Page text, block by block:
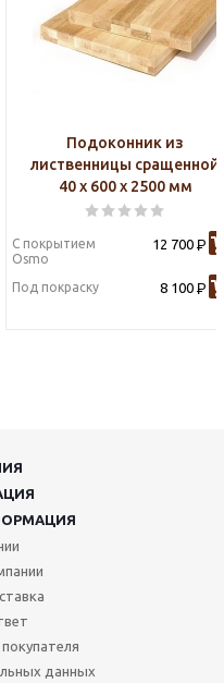
Подоконник из
лиственницы сращенной
40 х 600 х 2500 мм
С покрытием
Osmo
12 700 Р
Под покраску 8 100 Р
данных